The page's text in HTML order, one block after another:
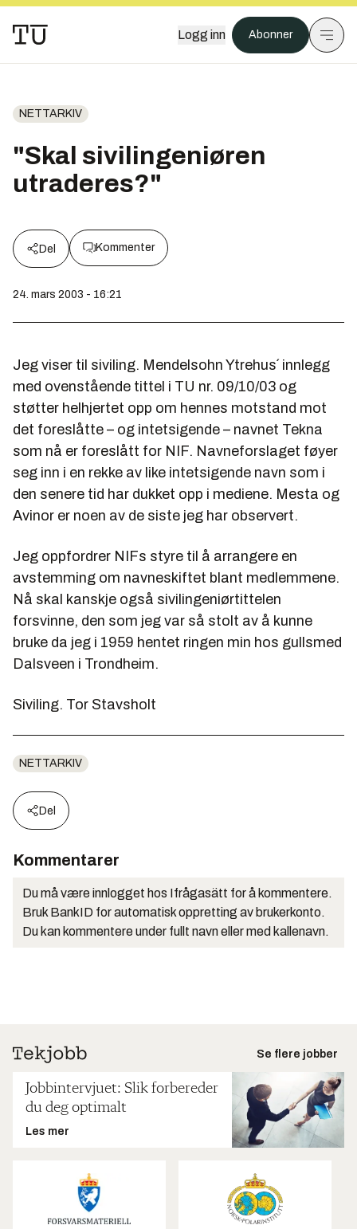
Logg inn Abonner
NETTARKIV
"Skal sivilingeniøren
utraderes?"
Del Kommenter
24. mars 2003 - 16:21
Jeg viser til siviling. Mendelsohn Ytrehus´ innlegg
med ovenstående tittel i TU nr. 09/10/03 og
støtter helhjertet opp om hennes motstand mot
det foreslåtte – og intetsigende – navnet Tekna
som nå er foreslått for NIF. Navneforslaget føyer
seg inn i en rekke av like intetsigende navn som i
den senere tid har dukket opp i mediene. Mesta og
Avinor er noen av de siste jeg har observert.
Jeg oppfordrer NIFs styre til å arrangere en
avstemming om navneskiftet blant medlemmene.
Nå skal kanskje også sivilingeniørtittelen
forsvinne, den som jeg var så stolt av å kunne
bruke da jeg i 1959 hentet ringen min hos gullsmed
Dalsveen i Trondheim.
Siviling. Tor Stavsholt
NETTARKIV
Del
Kommentarer
Du må være innlogget hos Ifrågasätt for å kommentere.
Bruk BankID for automatisk oppretting av brukerkonto.
Du kan kommentere under fullt navn eller med kallenavn.
Se flere jobber
Jobbintervjuet: Slik forbereder
du deg optimalt
Les mer